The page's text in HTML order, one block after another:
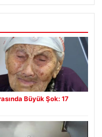
Büyük Şok: 17